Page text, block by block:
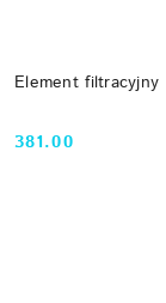
Element filtracyjny
Cena:
381.00